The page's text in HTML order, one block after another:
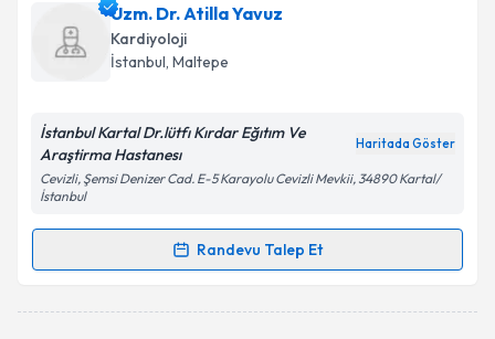
Uzm. Dr. Gökhan Alıcıiçin randevu takvimi talebi
oluşturun. Size bu uzmandan randevu almanız için bir
takvim hazırlandığında e-posta ile bilgilendireceğiz.
Metni'ni okudum ve kişisel verilerimin belirtilen
kapsamda işlenmesini kabul ediyorum.
Uzm. Dr. Atilla Yavuz
Kardiyoloji
İstanbul, Maltepe
İstanbul Kartal Dr.lütfı Kırdar Eğıtım Ve
Araştirma Hastanesı
Haritada Göster
Cevizli, Şemsi Denizer Cad. E-5 Karayolu Cevizli Mevkii, 34890 Kartal/
İstanbul
Randevu Talep Et
Randevu Takvimi Talebi